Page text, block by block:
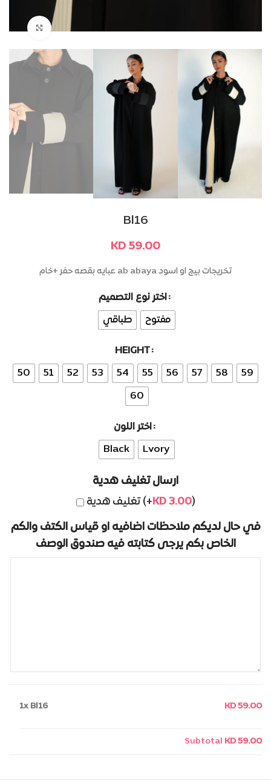
Click to enlarge
Bl16
KD 59.00
عبايه بقصه حفر +خام ab abaya تخريجات بيج او اسود
اختر نوع التصميم
طباقي
مفتوح
HEIGHT
50
51 52 53 54 55 56 57 58
59
60
اختر اللون
Black
Lvory
ارسال تغليف هدية
تغليف هدية (+KD3.00)
في حال لديكم ملاحظات اضافيه او قياس الكتف والكم
الخاص بكم يرجى كتابته فيه صندوق الوصف
1x Bl16 KD 59.00
Subtotal KD 59.00
Alternative: